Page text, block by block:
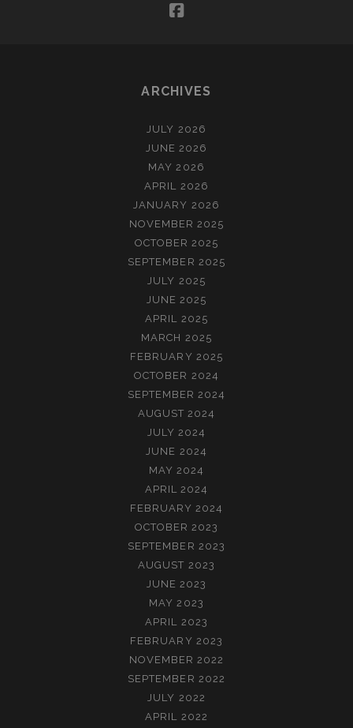
facebook
ARCHIVES
JULY 2026
JUNE 2026
MAY 2026
APRIL 2026
JANUARY 2026
NOVEMBER 2025
OCTOBER 2025
SEPTEMBER 2025
JULY 2025
JUNE 2025
APRIL 2025
MARCH 2025
FEBRUARY 2025
OCTOBER 2024
SEPTEMBER 2024
AUGUST 2024
JULY 2024
JUNE 2024
MAY 2024
APRIL 2024
FEBRUARY 2024
OCTOBER 2023
SEPTEMBER 2023
AUGUST 2023
JUNE 2023
MAY 2023
APRIL 2023
FEBRUARY 2023
NOVEMBER 2022
SEPTEMBER 2022
JULY 2022
APRIL 2022